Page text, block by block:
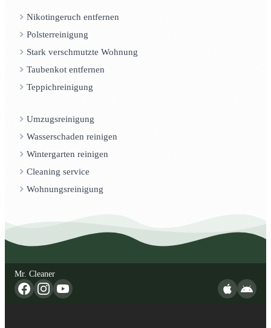
Nikotingeruch entfernen
Polsterreinigung
Stark verschmutzte Wohnung
Taubenkot entfernen
Teppichreinigung
Umzugsreinigung
Wasserschaden reinigen
Wintergarten reinigen
Cleaning service
Wohnungsreinigung
Mr. Cleaner